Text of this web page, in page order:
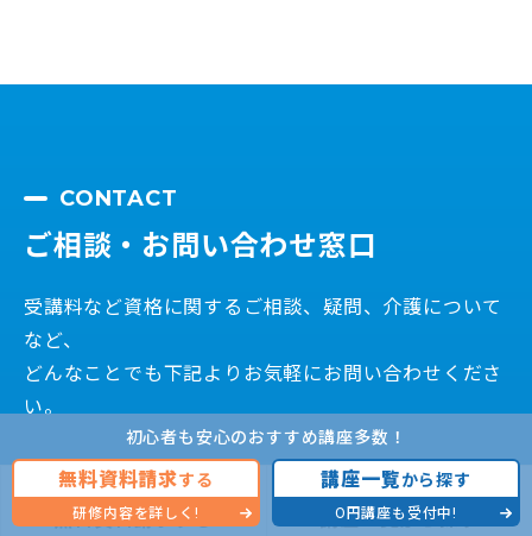
無料資料請求する 講座一覧から探す
初心者も安心のおすすめ講座多数！
無料資料請求する
研修内容を詳しく!
講座一覧から探す
0円講座も受付中!
CONTACT
ご相談・お問い合わせ窓口
受講料など資格に関するご相談、疑問、介護について
など、
どんなことでも下記よりお気軽にお問い合わせくださ
い。